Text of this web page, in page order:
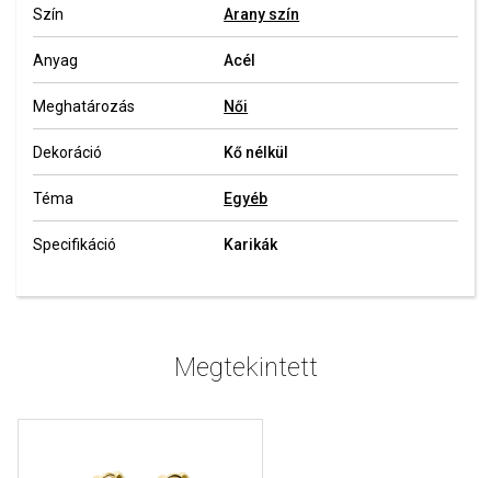
Szín Arany szín
Anyag Acél
Meghatározás Női
Dekoráció Kő nélkül
Téma Egyéb
Specifikáció Karikák
Megtekintett